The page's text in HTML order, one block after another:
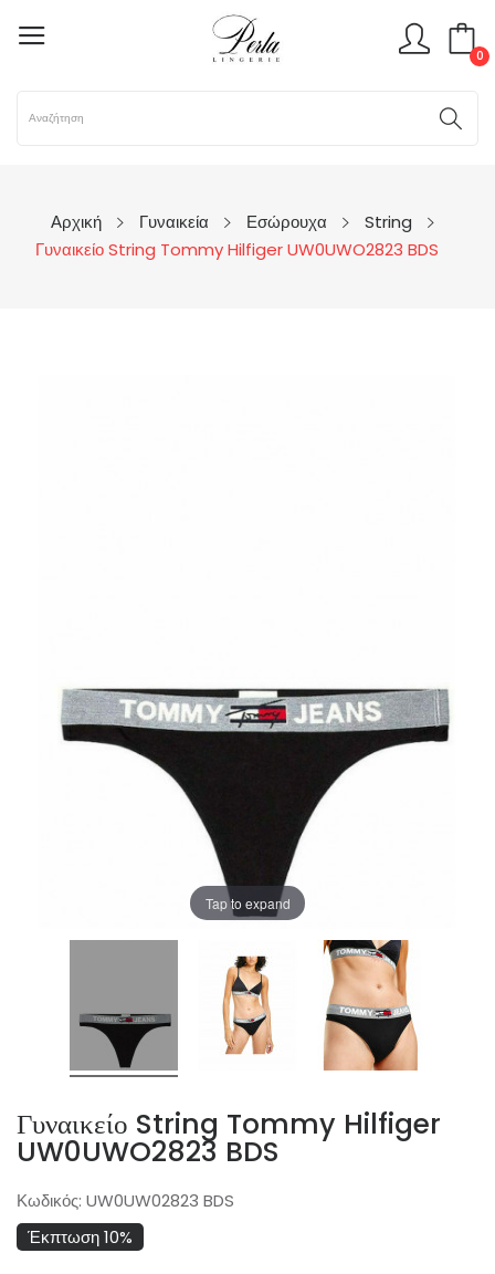
0
Αρχική Γυναικεία Εσώρουχα
String
Γυναικείο String Tommy Hilfiger UW0UWO2823 BDS
Tap to expand
Γυναικείο String Tommy Hilfiger
UW0UWO2823 BDS
Κωδικός: UW0UW02823 BDS
Έκπτωση 10%